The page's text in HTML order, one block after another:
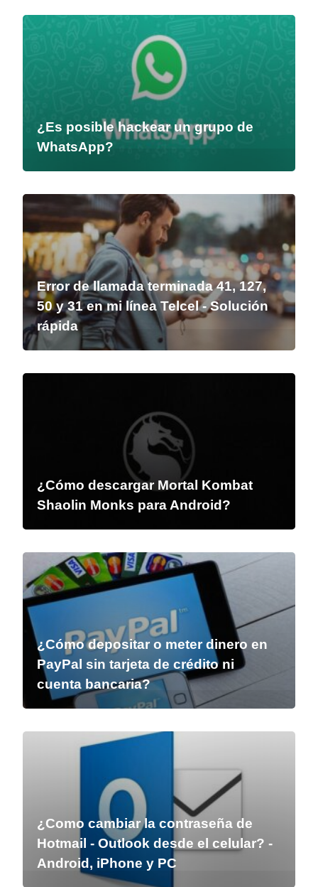
¿Es posible hackear un grupo de
WhatsApp?
Error de llamada terminada 41, 127,
50 y 31 en mi línea Telcel - Solución
rápida
¿Cómo descargar Mortal Kombat
Shaolin Monks para Android?
¿Cómo depositar o meter dinero en
PayPal sin tarjeta de crédito ni
cuenta bancaria?
¿Como cambiar la contraseña de
Hotmail - Outlook desde el celular? -
Android, iPhone y PC